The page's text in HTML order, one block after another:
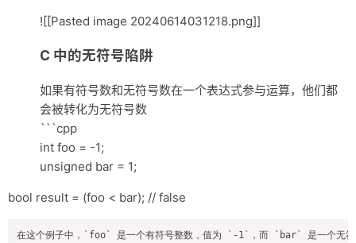
![[Pasted image 20240614031218.png]]
C 中的无符号陷阱
如果有符号数和无符号数在一个表达式参与运算，他们都
会被转化为无符号数
```cpp
int foo = -1;
unsigned bar = 1;
bool result = (foo < bar); // false
在这个例子中，`foo` 是一个有符号整数，值为 `-1`，而 `bar` 是一个无